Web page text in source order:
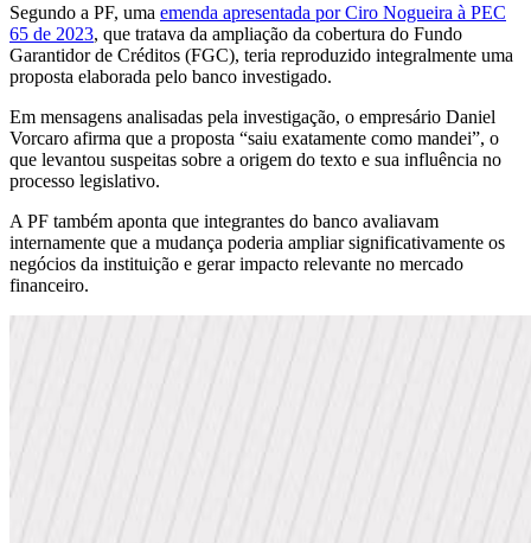
Segundo a PF, uma emenda apresentada por Ciro Nogueira à PEC
65 de 2023, que tratava da ampliação da cobertura do Fundo
Garantidor de Créditos (FGC), teria reproduzido integralmente uma
proposta elaborada pelo banco investigado.
Em mensagens analisadas pela investigação, o empresário Daniel
Vorcaro afirma que a proposta “saiu exatamente como mandei”, o
que levantou suspeitas sobre a origem do texto e sua influência no
processo legislativo.
A PF também aponta que integrantes do banco avaliavam
internamente que a mudança poderia ampliar significativamente os
negócios da instituição e gerar impacto relevante no mercado
financeiro.